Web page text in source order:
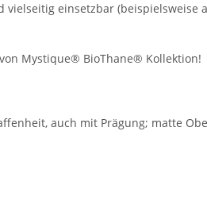
einsetzbar
Mystique® BioThane® Kollektion!
auch mit Prägung; matte